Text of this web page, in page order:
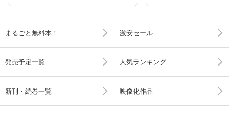
まるごと無料本！ 激安セール
発売予定一覧 人気ランキング
新刊・続巻一覧 映像化作品